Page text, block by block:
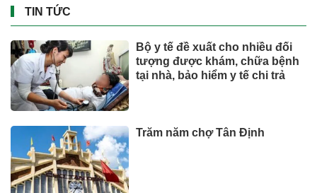
TIN TỨC
Bộ y tế đề xuất cho nhiều đối
tượng được khám, chữa bệnh
tại nhà, bảo hiểm y tế chi trả
Trăm năm chợ Tân Định